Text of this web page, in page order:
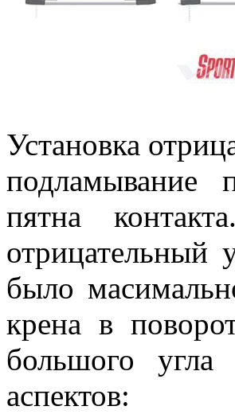
Установка
подламывание
пятна
отрицательный
было
крена в
большого угла
аспектов: